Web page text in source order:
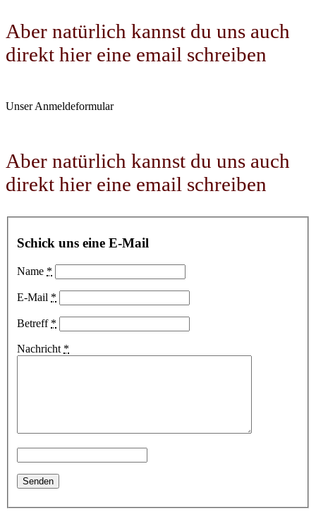
Aber natürlich kannst du uns auch
direkt hier eine email schreiben
Unser Anmeldeformular
Aber natürlich kannst du uns auch
direkt hier eine email schreiben
Schick uns eine E-Mail
Name *
E-Mail *
Betreff *
Nachricht *